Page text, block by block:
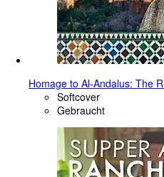
Homage to Al-Andalus: The
Softcover
Gebraucht